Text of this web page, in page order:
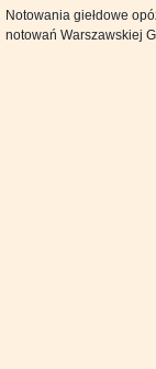
Notowania giełdowe
notowań Warszawskiej